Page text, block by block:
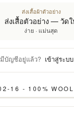
ส่งเสื้อผ้าตัวอย่าง
ส่งเสื้อตัวอย่าง — วัด
ง่าย · แม่นสุด
มีบัญชีอยู่แล้ว? เข้าสู่ระบ
16 - 100%